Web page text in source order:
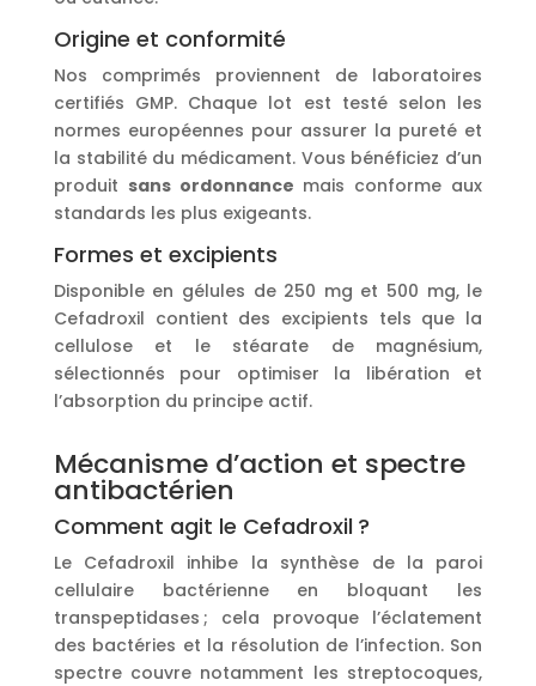
Origine et conformité
Nos comprimés proviennent de laboratoires
certifiés GMP. Chaque lot est testé selon les
normes européennes pour assurer la pureté et
la stabilité du médicament. Vous bénéficiez d’un
produit sans ordonnance mais conforme aux
standards les plus exigeants.
Formes et excipients
Disponible en gélules de 250 mg et 500 mg, le
Cefadroxil contient des excipients tels que la
cellulose et le stéarate de magnésium,
sélectionnés pour optimiser la libération et
l’absorption du principe actif.
Mécanisme d’action et spectre
antibactérien
Comment agit le Cefadroxil ?
Le Cefadroxil inhibe la synthèse de la paroi
cellulaire bactérienne en bloquant les
transpeptidases ; cela provoque l’éclatement
des bactéries et la résolution de l’infection. Son
spectre couvre notamment les streptocoques,